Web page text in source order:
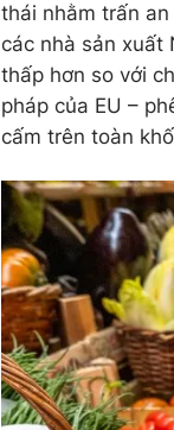
thái nhằm trấn
các nhà sản xuất
thấp hơn so với
pháp của EU –
cấm trên toàn